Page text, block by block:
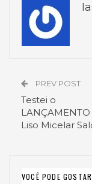
PREV POST
Testei o
Liso Micelar
VOCÊ PODE